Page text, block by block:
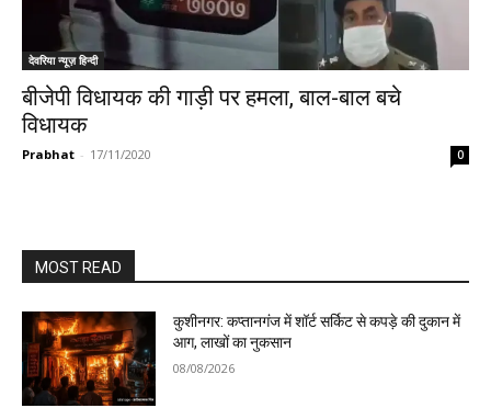
देवरिया न्यूज़ हिन्दी
बीजेपी विधायक की गाड़ी पर हमला, बाल-बाल बचे
विधायक
Prabhat - 17/11/2020 0
MOST READ
कुशीनगर: कप्तानगंज में शॉर्ट सर्किट से कपड़े की दुकान में
आग, लाखों का नुकसान
08/08/2026